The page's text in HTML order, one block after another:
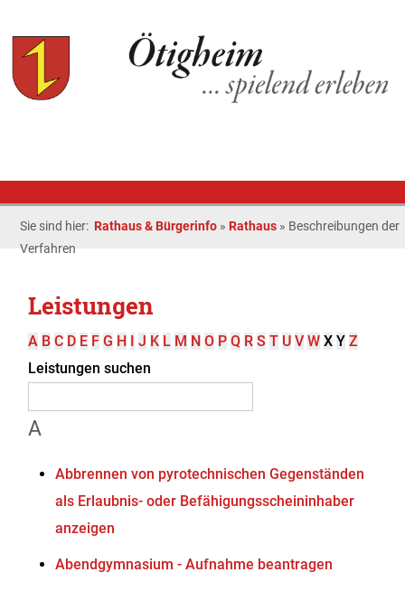
Sie sind hier: Rathaus & Bürgerinfo » Rathaus » Beschreibungen der
Verfahren
Leistungen
A B C D E F G H I J K L M N O P Q R S T U V W X Y Z
Leistungen suchen
A
Abbrennen von pyrotechnischen Gegenständen
als Erlaubnis- oder Befähigungsscheininhaber
anzeigen
Abendgymnasium - Aufnahme beantragen